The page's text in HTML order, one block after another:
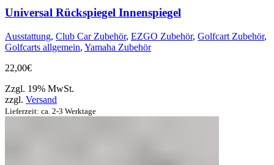
Universal Rückspiegel Innenspiegel
Ausstattung, Club Car Zubehör, EZGO Zubehör, Golfcart Zubehör,
Golfcarts allgemein, Yamaha Zubehör
22,00€
Zzgl. 19% MwSt.
zzgl. Versand
Lieferzeit: ca. 2-3 Werktage